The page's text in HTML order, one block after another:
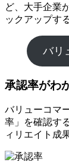
ど、大手企業
ックアップす
バリ
承認率がわ
バリューコマ
率」を確認す
ィリエイト成